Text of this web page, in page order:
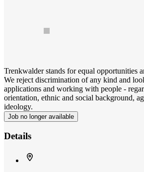
Trenkwalder stands for equal opportunities
We reject discrimination of any kind and
applications and working with people -
orientation, ethnic and social background,
ideology.
Job no longer available
Details